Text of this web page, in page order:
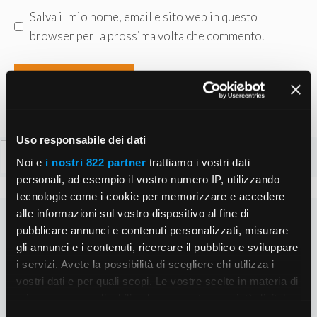
Uso responsabile dei dati
Noi e i nostri 822 partner trattiamo i vostri dati
personali, ad esempio il vostro numero IP, utilizzando
tecnologie come i cookie per memorizzare e accedere
alle informazioni sul vostro dispositivo al fine di
pubblicare annunci e contenuti personalizzati, misurare
gli annunci e i contenuti, ricercare il pubblico e sviluppare
i servizi. Avete la possibilità di scegliere chi utilizza i
vostri dati e per quali scopi. Le vostre scelte in materia di
Salva il mio nome, email e sito web in questo
browser per la prossima volta che commento.
Ricerca
per: